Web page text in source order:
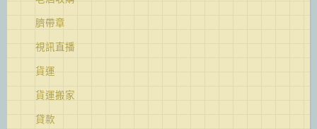
臍帶章
視訊直播
貨運
貨運搬家
貸款